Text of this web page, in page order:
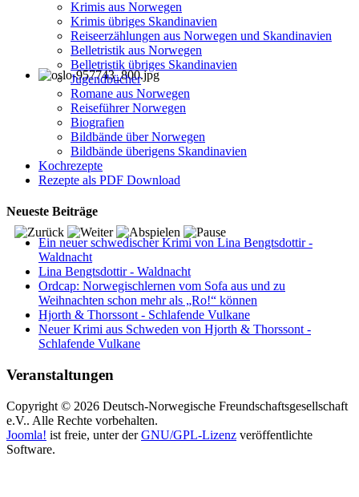
Krimis aus Norwegen
Krimis übriges Skandinavien
Reiseerzählungen aus Norwegen und Skandinavien
Belletristik aus Norwegen
Belletristik übriges Skandinavien
Jugendbücher
Romane aus Norwegen
Reiseführer Norwegen
Biografien
Bildbände über Norwegen
Bildbände überigens Skandinavien
Kochrezepte
Rezepte als PDF Download
Neueste Beiträge
Ein neuer schwedischer Krimi von Lina Bengtsdottir -
Waldnacht
Lina Bengtsdottir - Waldnacht
Ordcap: Norwegischlernen vom Sofa aus und zu
Weihnachten schon mehr als „Ro!“ können
Hjorth & Thorssont - Schlafende Vulkane
Neuer Krimi aus Schweden von Hjorth & Thorssont -
Schlafende Vulkane
Veranstaltungen
Copyright © 2026 Deutsch-Norwegische Freundschaftsgesellschaft
e.V.. Alle Rechte vorbehalten.
Joomla! ist freie, unter derGNU/GPL-Lizenz veröffentlichte
Software.